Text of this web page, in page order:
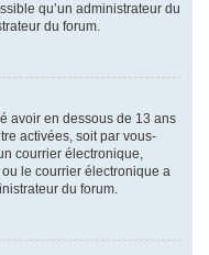
qu’un administrateur du
du forum.
avoir en dessous de 13 ans
activées, soit par vous-
courrier électronique,
le courrier électronique a
du forum.